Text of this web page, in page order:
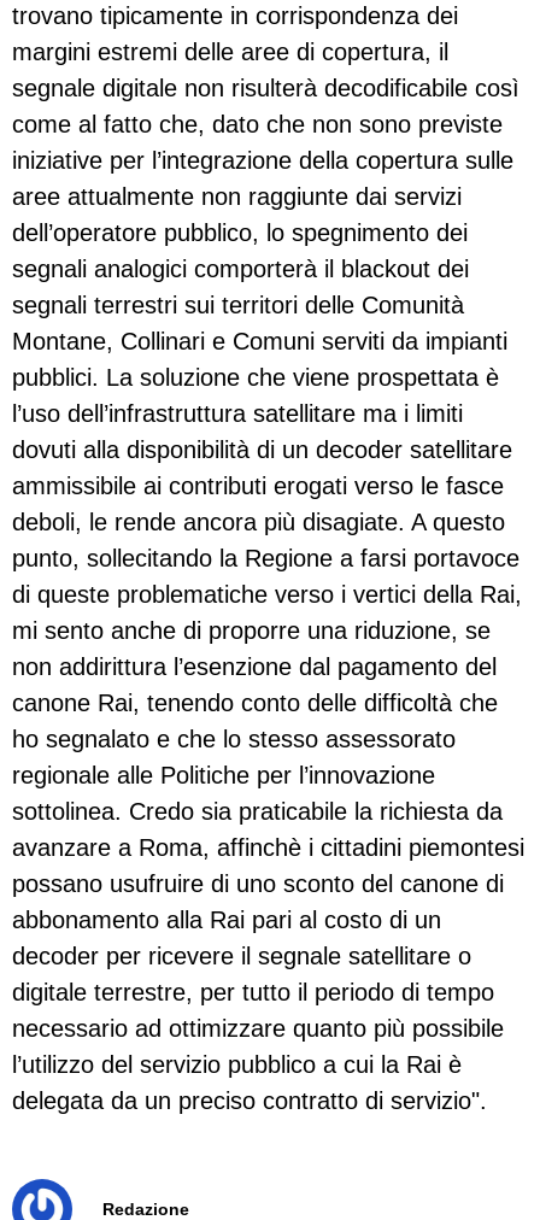
trovano tipicamente in corrispondenza dei
margini estremi delle aree di copertura, il
segnale digitale non risulterà decodificabile così
come al fatto che, dato che non sono previste
iniziative per l’integrazione della copertura sulle
aree attualmente non raggiunte dai servizi
dell’operatore pubblico, lo spegnimento dei
segnali analogici comporterà il blackout dei
segnali terrestri sui territori delle Comunità
Montane, Collinari e Comuni serviti da impianti
pubblici. La soluzione che viene prospettata è
l’uso dell’infrastruttura satellitare ma i limiti
dovuti alla disponibilità di un decoder satellitare
ammissibile ai contributi erogati verso le fasce
deboli, le rende ancora più disagiate. A questo
punto, sollecitando la Regione a farsi portavoce
di queste problematiche verso i vertici della Rai,
mi sento anche di proporre una riduzione, se
non addirittura l’esenzione dal pagamento del
canone Rai, tenendo conto delle difficoltà che
ho segnalato e che lo stesso assessorato
regionale alle Politiche per l’innovazione
sottolinea. Credo sia praticabile la richiesta da
avanzare a Roma, affinchè i cittadini piemontesi
possano usufruire di uno sconto del canone di
abbonamento alla Rai pari al costo di un
decoder per ricevere il segnale satellitare o
digitale terrestre, per tutto il periodo di tempo
necessario ad ottimizzare quanto più possibile
l’utilizzo del servizio pubblico a cui la Rai è
delegata da un preciso contratto di servizio".
Redazione